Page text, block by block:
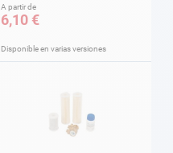
A partir de
6,10 €
Disponible en varias versiones